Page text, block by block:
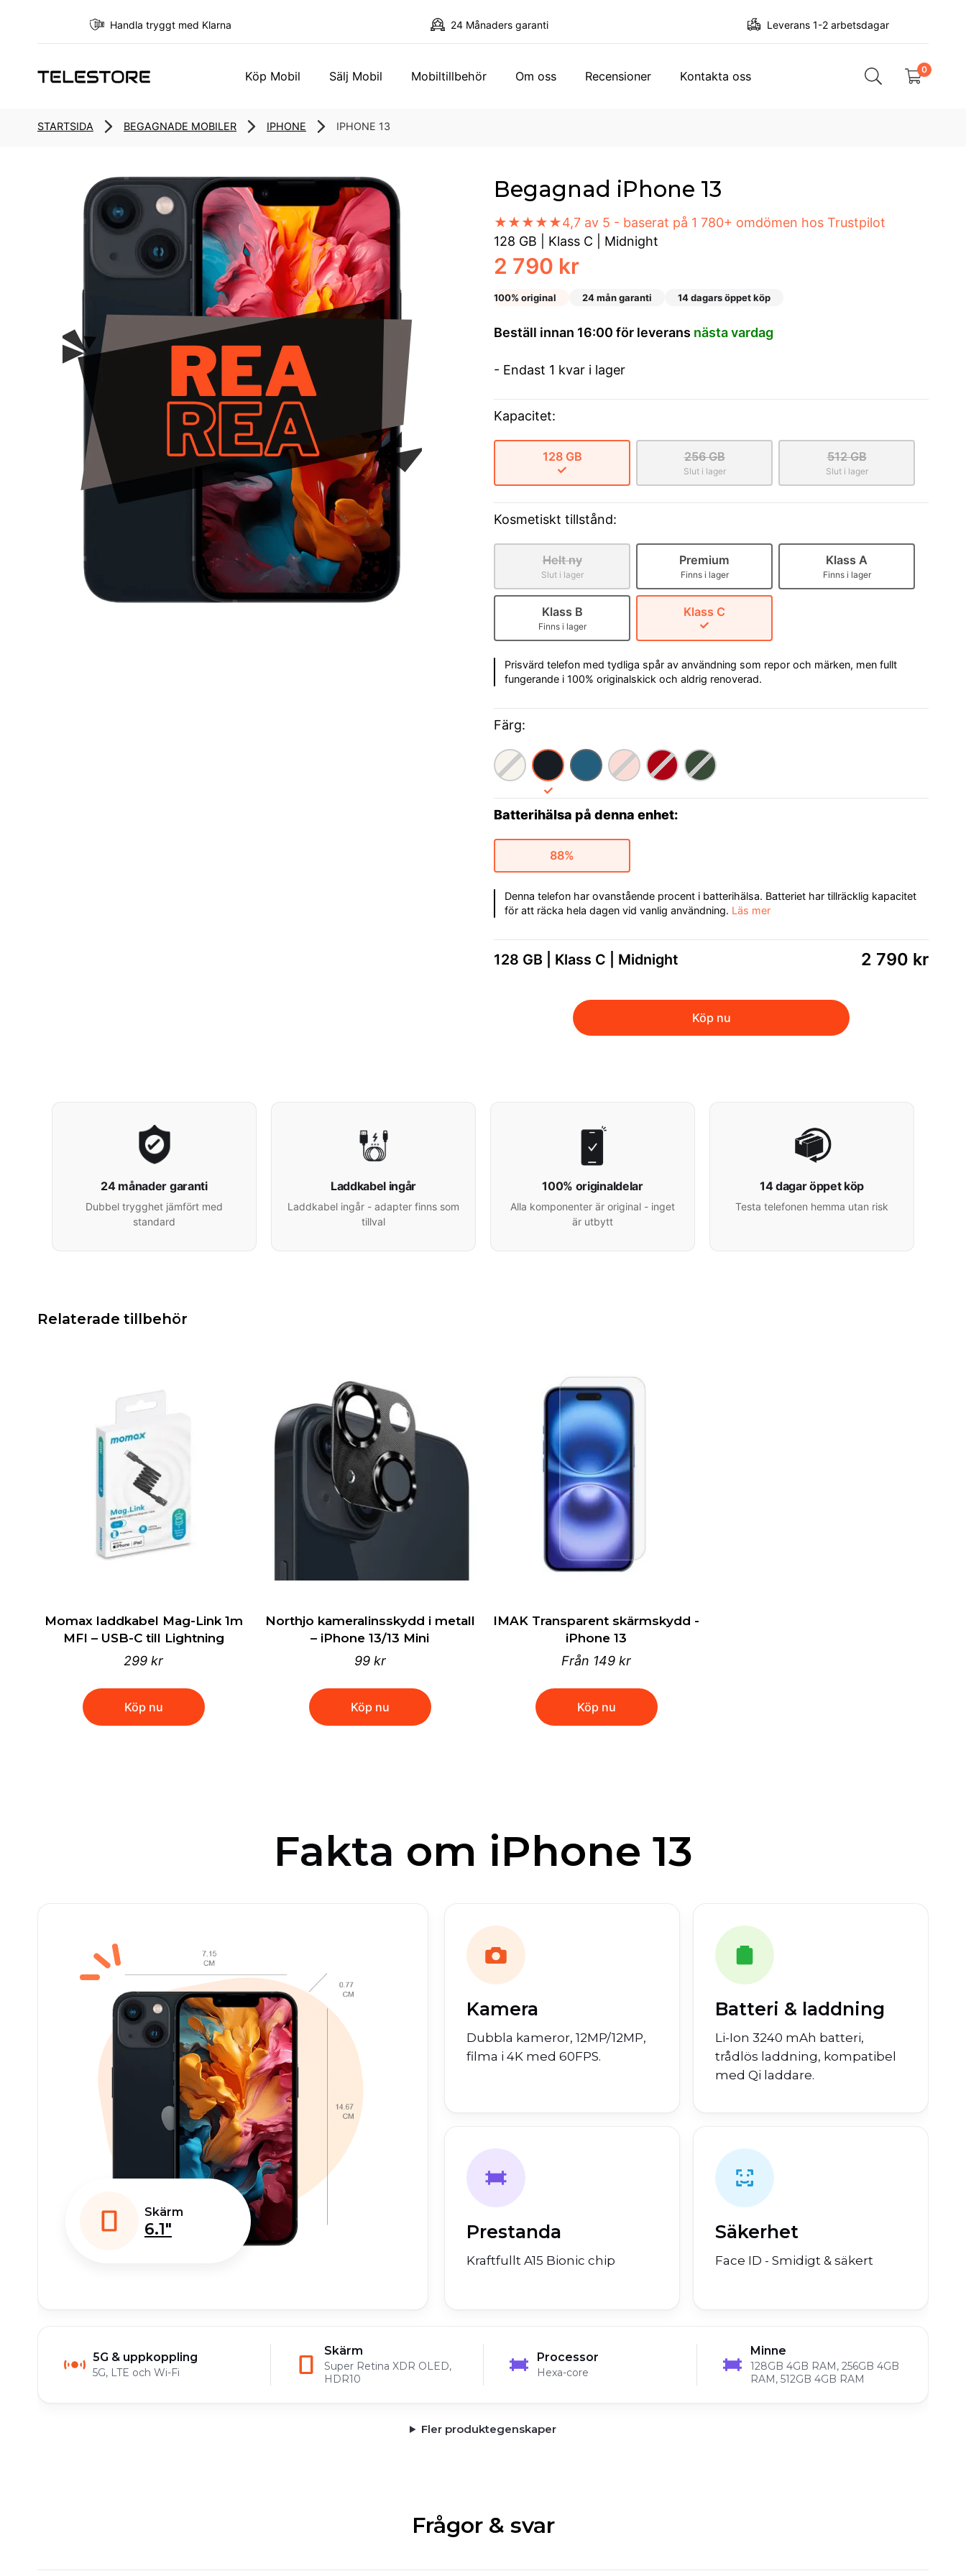
Handla tryggt med Klarna 24 Månaders garanti Leverans 1-2 arbetsdagar
Köp Mobil Sälj Mobil Mobiltillbehör Om oss Recensioner Kontakta oss 0
STARTSIDA BEGAGNADE MOBILER IPHONE IPHONE 13
Begagnad iPhone 13
★★★★★4,7 av 5 - baserat på 1 780+ omdömen hos Trustpilot
128 GB
Klass C Midnight
2 790 kr
100% original 24 mån garanti 14 dagars öppet köp
Beställ innan 16:00 för leverans nästa vardag
- Endast 1 kvar i lager
Kapacitet:
128 GB 256 GB
Slut i lager
512 GB
Slut i lager
Kosmetiskt tillstånd:
Helt ny
Slut i lager
Premium
Finns i lager
Klass A
Finns i lager
Klass B
Finns i lager
Klass C
Prisvärd telefon med tydliga spår av användning som repor och märken, men fullt
fungerande i 100% originalskick och aldrig renoverad.
Färg:
Batterihälsa på denna enhet:
88%
Denna telefon har ovanstående procent i batterihälsa. Batteriet har tillräcklig kapacitet
för att räcka hela dagen vid vanlig användning. Läs mer
128 GB Klass C Midnight 2 790 kr
Köp nu
24 månader garanti
Dubbel trygghet jämfört med
standard
Laddkabel ingår
Laddkabel ingår - adapter finns som
tillval
100% originaldelar
Alla komponenter är original - inget
är utbytt
14 dagar öppet köp
Testa telefonen hemma utan risk
Relaterade tillbehör
Momax laddkabel Mag-Link 1m
MFI – USB-C till Lightning
299 kr
Köp nu
Northjo kameralinsskydd i metall
– iPhone 13/13 Mini
99 kr
Köp nu
IMAK Transparent skärmskydd -
iPhone 13
Från 149 kr
Köp nu
Fakta om iPhone 13
Skärm
6.1"
Kamera
Dubbla kameror, 12MP/12MP,
filma i 4K med 60FPS.
Batteri & laddning
Li-Ion 3240 mAh batteri,
trådlös laddning, kompatibel
med Qi laddare.
Prestanda
Kraftfullt A15 Bionic chip
Säkerhet
Face ID - Smidigt & säkert
5G & uppkoppling
5G, LTE och Wi-Fi
Skärm
Super Retina XDR OLED,
HDR10
Processor
Hexa-core
Minne
128GB 4GB RAM, 256GB 4GB
RAM, 512GB 4GB RAM
Fler produktegenskaper
Frågor & svar